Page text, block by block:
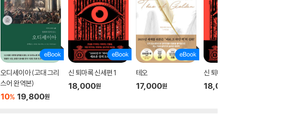
오디세이아 (고대 그리
스어 완역본)
10% 19,800원
신 퇴마록 신세편 1
18,000원
테오
17,000원
신 퇴마록 신세편 3
18,000